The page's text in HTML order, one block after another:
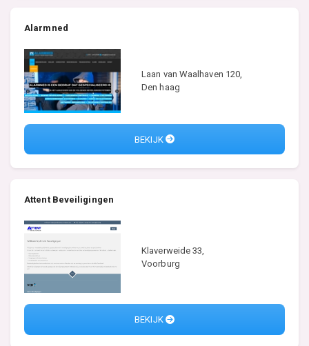
Alarmned
Laan van Waalhaven 120,
Den haag
BEKIJK
Attent Beveiligingen
Klaverweide 33,
Voorburg
BEKIJK